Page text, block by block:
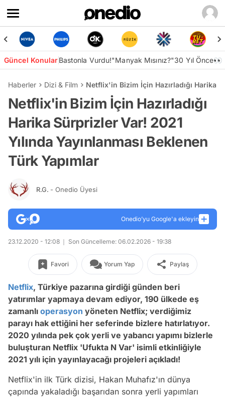
Güncel KonularBastonla Vurdu!"Manyak Mısınız?"30 Yıl Önce👀
Haberler Dizi & Film Netflix'in Bizim İçin Hazırladığı Harika
Netflix'in Bizim İçin Hazırladığı
Harika Sürprizler Var! 2021
Yılında Yayınlanması Beklenen
Türk Yapımlar
R.G. - Onedio Üyesi
Onedio’yu Google'a ekleyin
23.12.2020 - 12:08 Son Güncelleme: 06.02.2026 - 19:38
Favori Yorum Yap Paylaş
Netflix, Türkiye pazarına girdiği günden beri
yatırımlar yapmaya devam ediyor, 190 ülkede eş
zamanlı operasyon yöneten Netflix; verdiğimiz
parayı hak ettiğini her seferinde bizlere hatırlatıyor.
2020 yılında pek çok yerli ve yabancı yapımı bizlerle
buluşturan Netflix 'Ufukta N Var' isimli etkinliğiyle
2021 yılı için yayınlayacağı projeleri açıkladı!
Netflix'in ilk Türk dizisi, Hakan Muhafız'ın dünya
çapında yakaladığı başarıdan sonra yerli yapımları